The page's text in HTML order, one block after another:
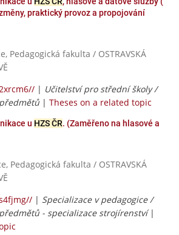
praktický provoz a propojování
Pedagogická fakulta / OSTRAVSKÁ
| Učitelství pro střední školy /
| Theses on a related topic
u HZS ČR. (Zaměřeno na hlasové a
Pedagogická fakulta / OSTRAVSKÁ
| Specializace v pedagogice /
- specializace strojírenství|